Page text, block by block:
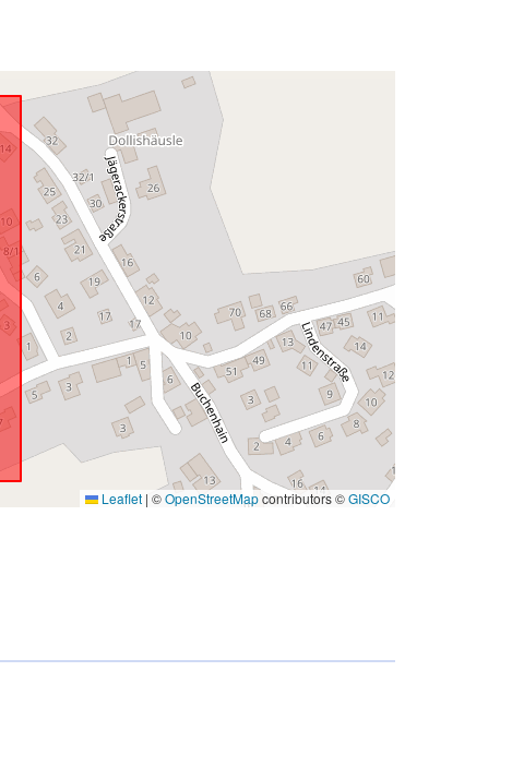
Leaflet | ©OpenStreetMapcontributors ©GISCO